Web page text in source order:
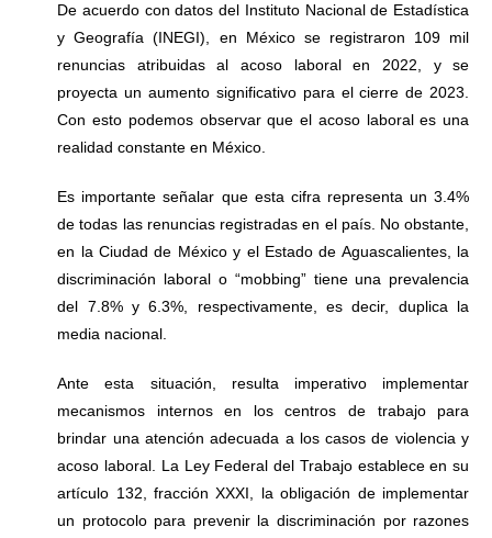
De acuerdo con datos del Instituto Nacional de Estadística
y Geografía (INEGI), en México se registraron 109 mil
renuncias atribuidas al acoso laboral en 2022, y se
proyecta un aumento significativo para el cierre de 2023.
Con esto podemos observar que el acoso laboral es una
realidad constante en México.
Es importante señalar que esta cifra representa un 3.4%
de todas las renuncias registradas en el país. No obstante,
en la Ciudad de México y el Estado de Aguascalientes, la
discriminación laboral o “mobbing” tiene una prevalencia
del 7.8% y 6.3%, respectivamente, es decir, duplica la
media nacional.
Ante esta situación, resulta imperativo implementar
mecanismos internos en los centros de trabajo para
brindar una atención adecuada a los casos de violencia y
acoso laboral. La Ley Federal del Trabajo establece en su
artículo 132, fracción XXXI, la obligación de implementar
un protocolo para prevenir la discriminación por razones